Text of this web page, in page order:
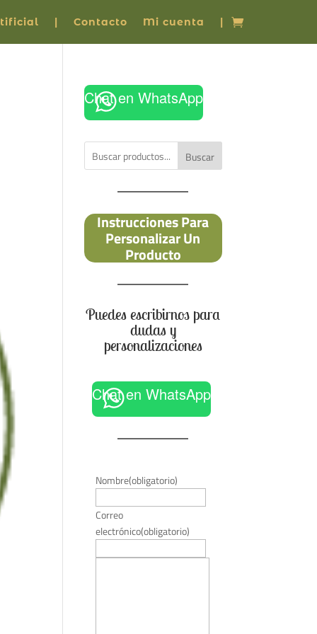
| Contacto Mi cuenta |
Chat en WhatsApp
Buscar
Instrucciones Para
Personalizar Un
Producto
Puedes escribirnos para
dudas y
personalizaciones
Chat en WhatsApp
Nombre(obligatorio)
Correo
electrónico(obligatorio)